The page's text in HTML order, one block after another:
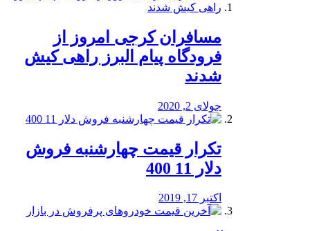
مسافران کرجی امروز از
فرودگاه پیام البرز راهی کیش
شدند
جولای 2, 2020
تکرار قیمت چهارشنبه فروش
دلار 11 400
اکتبر 17, 2019